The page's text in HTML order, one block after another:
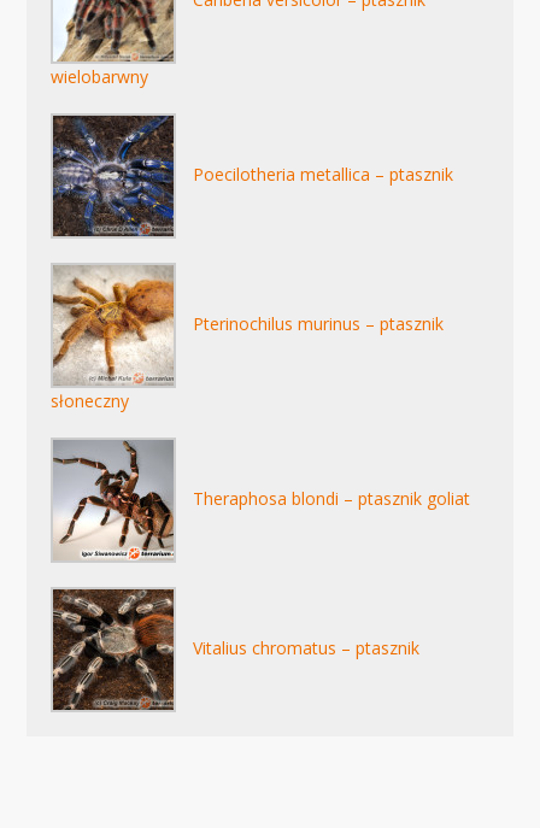
wielobarwny
Poecilotheria metallica – ptasznik
Pterinochilus murinus – ptasznik
słoneczny
Theraphosa blondi – ptasznik goliat
Vitalius chromatus – ptasznik